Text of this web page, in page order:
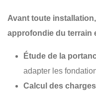
Avant toute
approfondie du terrain
Étude de la
adapter les
Calcul des